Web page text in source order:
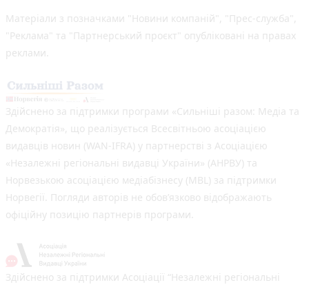
Матеріали з позначками "Новини компаній", "Прес-служба",
"Реклама" та "Партнерський проєкт" опубліковані на правах
реклами.
Здійснено за підтримки програми «Сильніші разом: Медіа та
Демократія», що реалізується Всесвітньою асоціацією
видавців новин (WAN-IFRA) у партнерстві з Асоціацією
«Незалежні регіональні видавці України» (АНРВУ) та
Норвезькою асоціацією медіабізнесу (MBL) за підтримки
Норвегії. Погляди авторів не обов’язково відображають
офіційну позицію партнерів програми.
Здійснено за підтримки Асоціації “Незалежні регіональні